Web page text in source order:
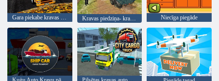
Gara piekabe kravas automašīnas transporta sim Kravas piedziņa- kravas automašīnu piegādes simulators Niecīga piegāde